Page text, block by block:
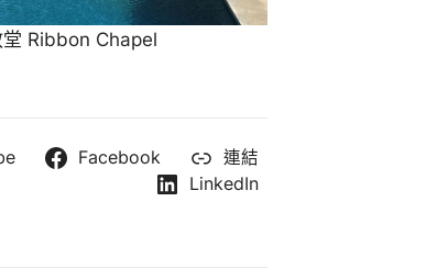
Ribbon Chapel
Facebook
連結
LinkedIn